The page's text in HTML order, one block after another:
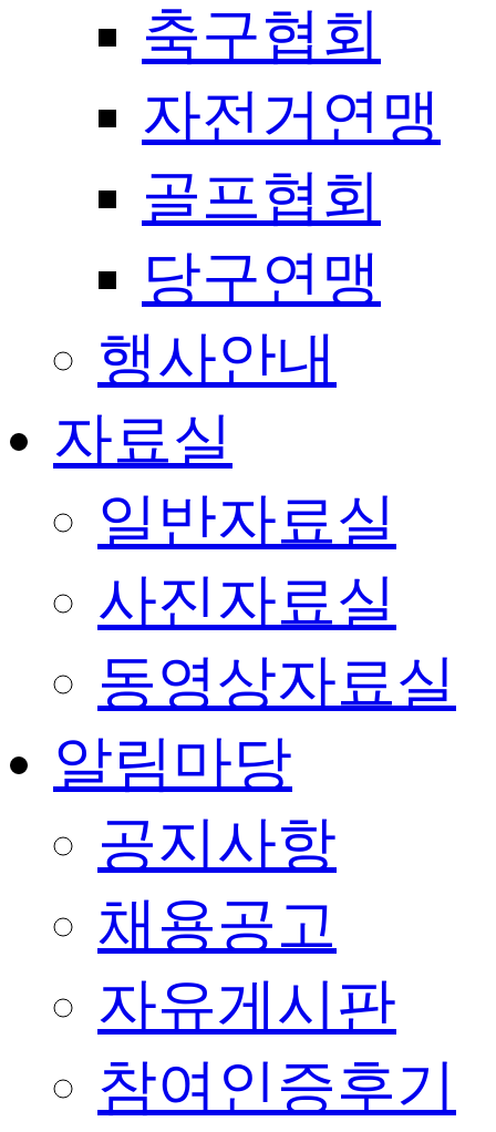
축구협회
자전거연맹
골프협회
당구연맹
행사안내
자료실
일반자료실
사진자료실
동영상자료실
알림마당
공지사항
채용공고
자유게시판
참여인증후기